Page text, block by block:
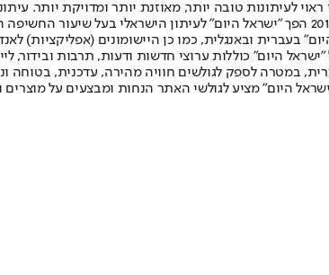
לעיתונות טובה יותר, מאוזנת יותר ומדויקת יותר.
תשלום. המהדורה המודפסת הראשונה פורסמה ב-30 ביולי 2007, וב-2010 הפך "ישראל
היום" כוללות ערוצי חדשות ודעות, תרבות ובידור,
בעברית, במטרה לספק לגולשים חוויה מהירה, עדכנית,
היום" מציע לגולשי האתר הנחות ומבצעים על